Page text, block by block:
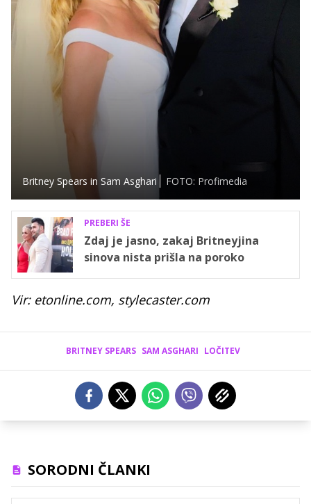
Britney Spears in Sam Asghari FOTO: Profimedia
PREBERI ŠE
Zdaj je jasno, zakaj Britneyjina
sinova nista prišla na poroko
Vir: etonline.com, stylecaster.com
BRITNEY SPEARS SAM ASGHARI LOČITEV
SORODNI ČLANKI